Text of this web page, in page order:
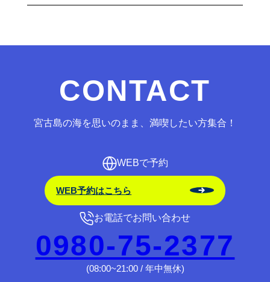
CONTACT
宮古島の海を思いのまま、満喫したい方集合！
WEBで予約
WEB予約はこちら
お電話でお問い合わせ
0980-75-2377
(08:00~21:00 / 年中無休)